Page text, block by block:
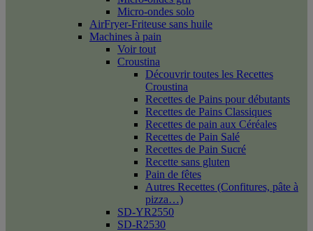
Micro-ondes solo
AirFryer-Friteuse sans huile
Machines à pain
Voir tout
Croustina
Découvrir toutes les Recettes
Croustina
Recettes de Pains pour débutants
Recettes de Pains Classiques
Recettes de pain aux Céréales
Recettes de Pain Salé
Recettes de Pain Sucré
Recette sans gluten
Pain de fêtes
Autres Recettes (Confitures, pâte à
pizza…)
SD-YR2550
SD-R2530